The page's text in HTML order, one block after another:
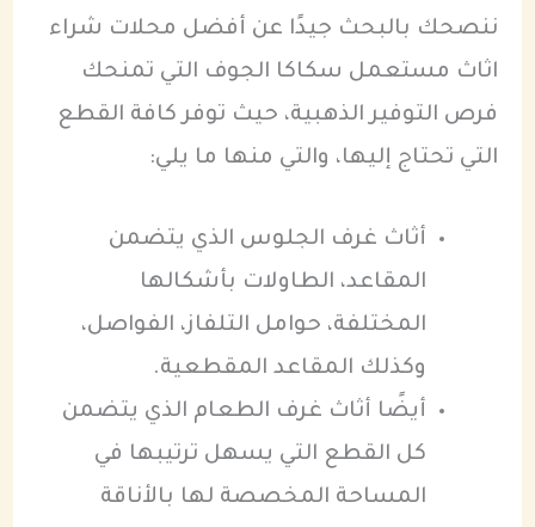
ننصحك بالبحث جيدًا عن أفضل محلات شراء
اثاث مستعمل سكاكا الجوف التي تمنحك
فرص التوفير الذهبية، حيث توفر كافة القطع
التي تحتاج إليها، والتي منها ما يلي:
أثاث غرف الجلوس الذي يتضمن
المقاعد، الطاولات بأشكالها
المختلفة، حوامل التلفاز، الفواصل،
وكذلك المقاعد المقطعية.
أيضًا أثاث غرف الطعام الذي يتضمن
كل القطع التي يسهل ترتيبها في
المساحة المخصصة لها بالأناقة